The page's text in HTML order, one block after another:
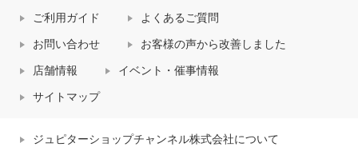
ご利用ガイド よくあるご質問
お問い合わせ お客様の声から改善しました
店舗情報 イベント・催事情報
サイトマップ
ジュピターショップチャンネル株式会社について